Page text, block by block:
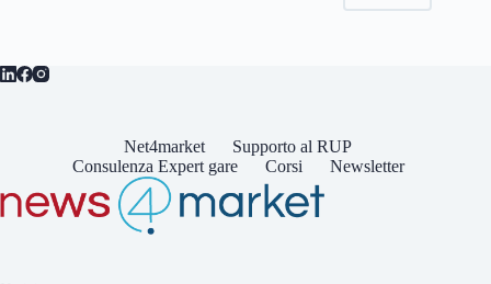
Net4market
Supporto al RUP
Consulenza Expert gare
Corsi Newsletter